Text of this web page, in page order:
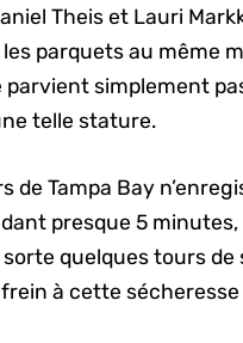
Theis et Lauri
parquets au même
parvient simplement
telle stature.
de Tampa Bay
presque 5
quelques tours de
à cette